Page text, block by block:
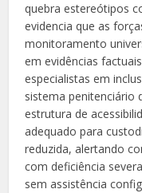
quebra estereótipos
evidencia que as
monitoramento
em evidências
especialistas em
sistema penitenciário
estrutura de
adequado para
reduzida, alertando
com deficiência
sem assistência